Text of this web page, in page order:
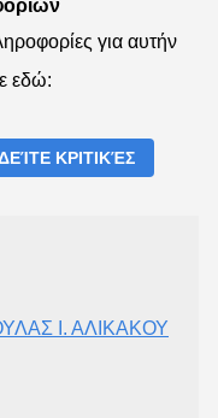
για αυτήν
εδώ:
ΚΡΙΤΙΚΈΣ
Ι. ΑΛΙΚΑΚΟΥ